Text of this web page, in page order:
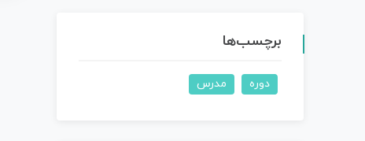
برچسب‌ها
دوره مدرس